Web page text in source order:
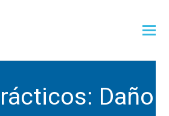
Daño